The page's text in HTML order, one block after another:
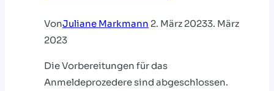
VonJuliane Markmann 2. März 20233. März
2023
Die Vorbereitungen für das
Anmeldeprozedere sind abgeschlossen.